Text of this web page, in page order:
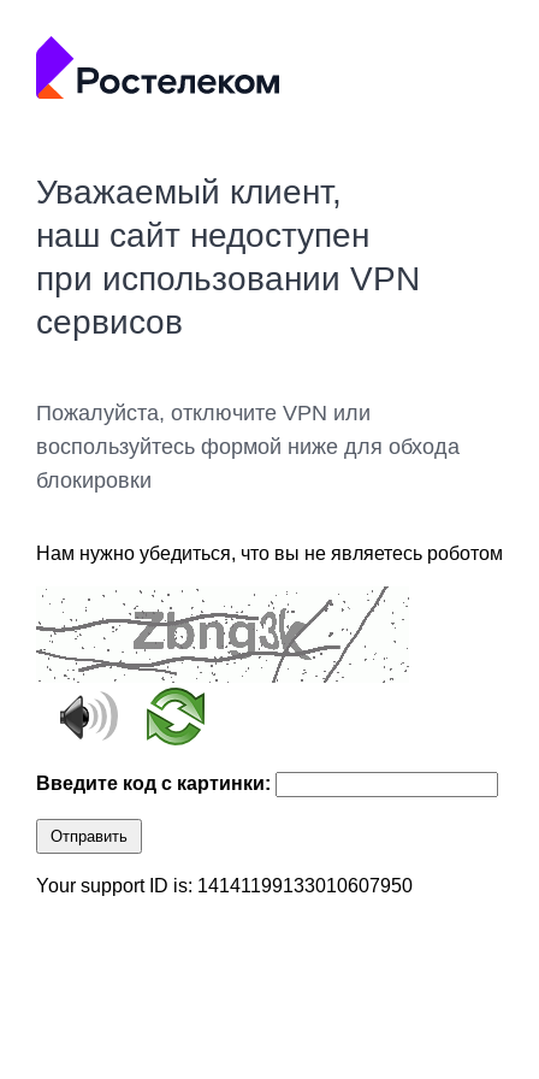
Уважаемый клиент,
наш сайт недоступен
при использовании VPN
сервисов
Пожалуйста, отключите VPN или
воспользуйтесь формой ниже для обхода
блокировки
Нам нужно убедиться, что вы не являетесь роботом
Введите код с картинки:
Отправить
Your support ID is: 14141199133010607950